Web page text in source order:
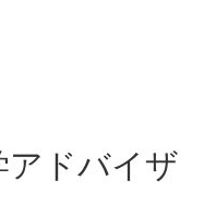
アドバイザ